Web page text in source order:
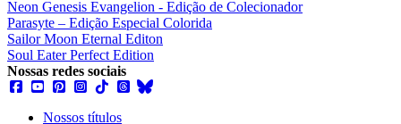
Neon Genesis Evangelion - Edição de Colecionador
Parasyte – Edição Especial Colorida
Sailor Moon Eternal Editon
Soul Eater Perfect Edition
Nossas redes sociais
Nossos títulos